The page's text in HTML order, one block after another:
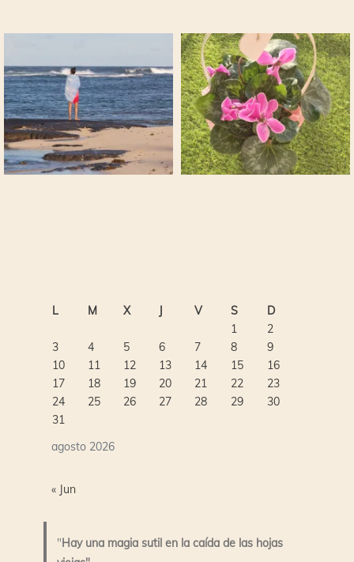
agosto 2026
L M X J V S
D
1
2
3
4 5 6 7 8
9
10
11 12 13 14 15
16
17
18 19 20 21 22
23
24
25 26 27 28 29
30
31
« Jun
"Hay una magia sutil en la caída de las hojas